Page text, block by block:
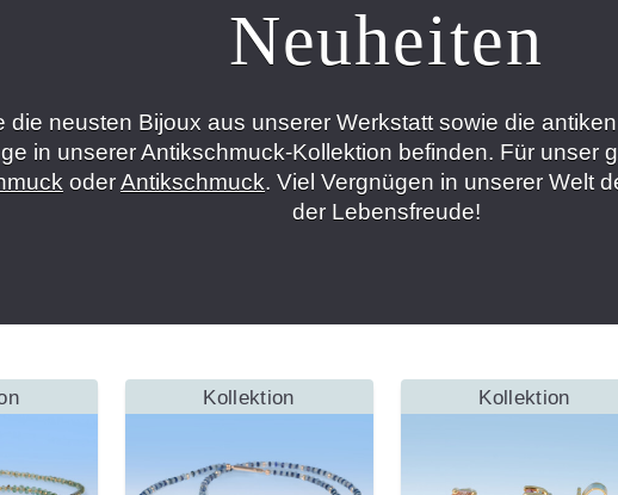
Neuheiten
die neusten Bijoux aus unserer Werkstatt sowie die
in unserer Antikschmuck-Kollektion befinden. Für unser
oderAntikschmuck. Viel Vergnügen in unserer Welt
der Lebensfreude!
Kollektion Kollektion